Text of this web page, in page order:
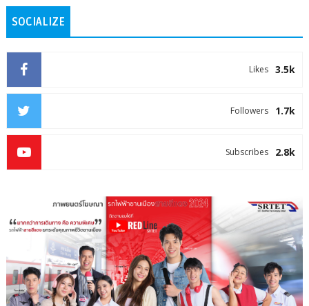
SOCIALIZE
3.5k
Likes
1.7k
Followers
2.8k
Subscribes